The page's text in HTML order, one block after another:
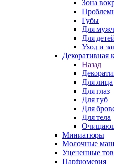
Зона
Губы
Для
Для детей
Уход и
Декоративная
Назад
Для лица
Для глаз
Для губ
Для
Для тела
Миниатюры
Молочные
Уцененные
Парфюмерия